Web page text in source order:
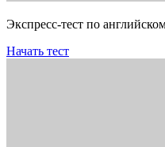
Экспресс-тест по
Начать тест